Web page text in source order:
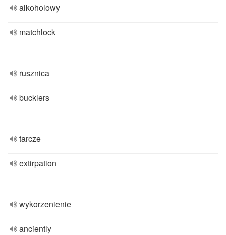
alkoholowy
matchlock
rusznica
bucklers
tarcze
extirpation
wykorzenienie
anciently